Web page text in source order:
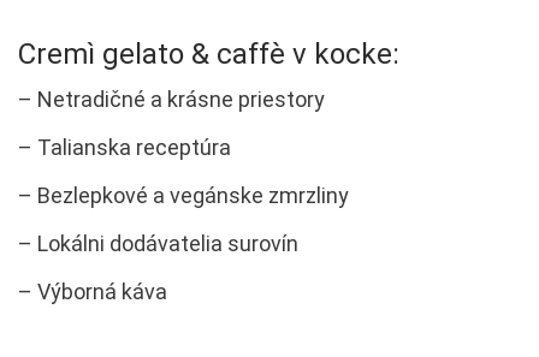
Cremì gelato & caffè v kocke:
– Netradičné a krásne priestory
– Talianska receptúra
– Bezlepkové a vegánske zmrzliny
– Lokálni dodávatelia surovín
– Výborná káva